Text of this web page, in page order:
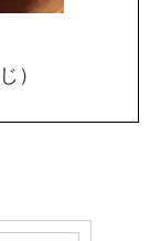
）